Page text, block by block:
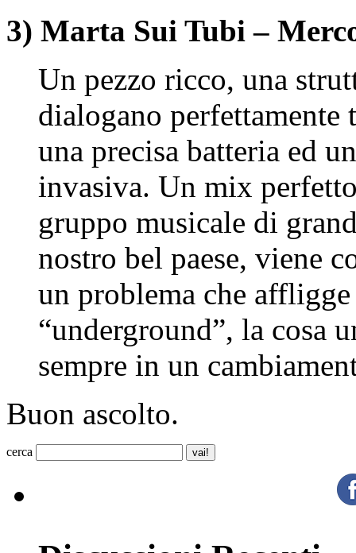
3) Marta Sui Tubi –
Un pezzo ricco, una
dialogano
una precisa batteria ed
invasiva. Un mix
gruppo musicale di
nostro bel paese, viene
un problema che
“underground”, la cosa
sempre in un
Buon ascolto.
cerca